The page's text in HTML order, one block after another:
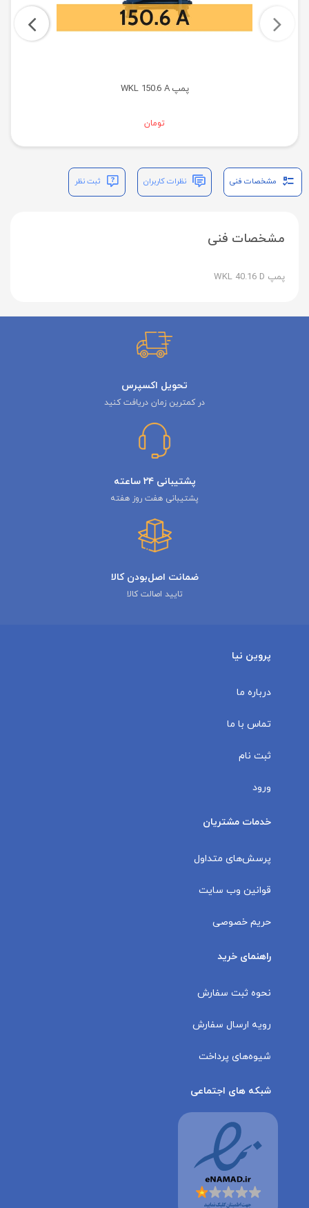
پمپ WKL 150.6 A
تومان
مشخصات فنی نظرات کاربران ثبت نظر
مشخصات فنی
پمپ WKL 40.16 D
تحویل اکسپرس
در کمترین زمان دریافت کنید
پشتیبانی ۲۴ ساعته
پشتیبانی هفت روز هفته
ضمانت اصل‌بودن کالا
تایید اصالت کالا
پروین نیا
درباره ما
تماس با ما
ثبت نام
ورود
خدمات مشتریان
پرسش‌های متداول
قوانین وب سایت
حریم خصوصی
راهنمای خرید
نحوه ثبت سفارش
رویه ارسال سفارش
شیوه‌های پرداخت
شبکه های اجتماعی